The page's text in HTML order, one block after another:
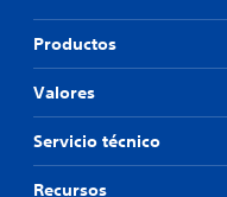
Productos
Valores
Servicio técnico
Recursos